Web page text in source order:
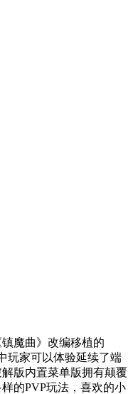
魔曲》改编移植的
玩家可以体验延续了端
版内置菜单版拥有颠覆
的PVP玩法，喜欢的小